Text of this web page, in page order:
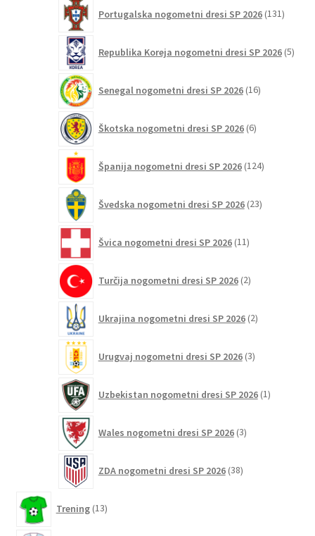
Portugalska nogometni dresi SP 2026 131
Republika Koreja nogometni dresi SP 2026 5
Senegal nogometni dresi SP 2026 16izdelkov
Škotska nogometni dresi SP 2026 6izdelkov
Španija nogometni dresi SP 2026 124izdelkov
Švedska nogometni dresi SP 2026 23izdelkov
Švica nogometni dresi SP 2026 11izdelkov
Turčija nogometni dresi SP 2026 2izdelka
Ukrajina nogometni dresi SP 2026 2izdelka
Urugvaj nogometni dresi SP 2026 3izdelki
Uzbekistan nogometni dresi SP 2026 1izdelek
Wales nogometni dresi SP 2026 3izdelki
ZDA nogometni dresi SP 2026 38izdelkov
Trening 13izdelkov